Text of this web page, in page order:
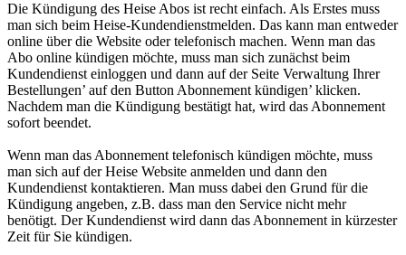
Die Kündigung des Heise Abos ist recht einfach. Als Erstes muss
man sich beim Heise-Kundendienstmelden. Das kann man entweder
online über die Website oder telefonisch machen. Wenn man das
Abo online kündigen möchte, muss man sich zunächst beim
Kundendienst einloggen und dann auf der Seite Verwaltung Ihrer
Bestellungen’ auf den Button Abonnement kündigen’ klicken.
Nachdem man die Kündigung bestätigt hat, wird das Abonnement
sofort beendet.
Wenn man das Abonnement telefonisch kündigen möchte, muss
man sich auf der Heise Website anmelden und dann den
Kundendienst kontaktieren. Man muss dabei den Grund für die
Kündigung angeben, z.B. dass man den Service nicht mehr
benötigt. Der Kundendienst wird dann das Abonnement in kürzester
Zeit für Sie kündigen.